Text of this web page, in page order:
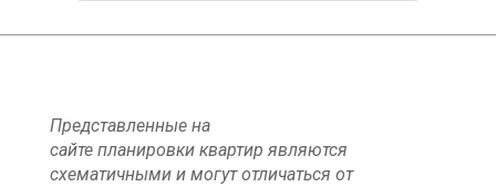
Представленные на
сайте планировки квартир являются
схематичными и могут отличаться от